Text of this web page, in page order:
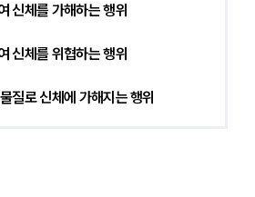
신체를 가해하는 행위
신체를 위협하는 행위
질로 신체에 가해지는 행위